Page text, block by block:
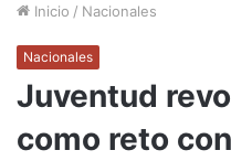
Inicio / Nacionales
Nacionales
Juventud
como reto